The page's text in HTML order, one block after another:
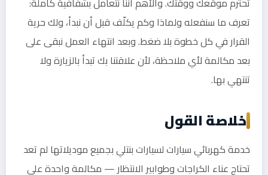
تعرف ما سنفعله ولماذا وكم يكلّف قبل أن نبدأ، ولك حرية
القرار في كل خطوة بلا ضغط. وبعد انتهاء العمل نبقى على
بعد مكالمة لأي ملاحظة، لأن علاقتنا بك تبدأ بالزيارة ولا
تنتهي بها.
خلاصة القول
خدمة كهربائي سيارات لسيارات بنتلي بجميع موديلاتها لم تعد
تحتاج عناء الكراجات وطوابير الانتظار — مكالمة واحدة على